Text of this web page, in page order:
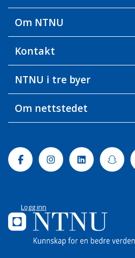
Om NTNU
Kontakt
NTNU i tre byer
Om nettstedet
FacebookInstagramLinkedin
Logg inn